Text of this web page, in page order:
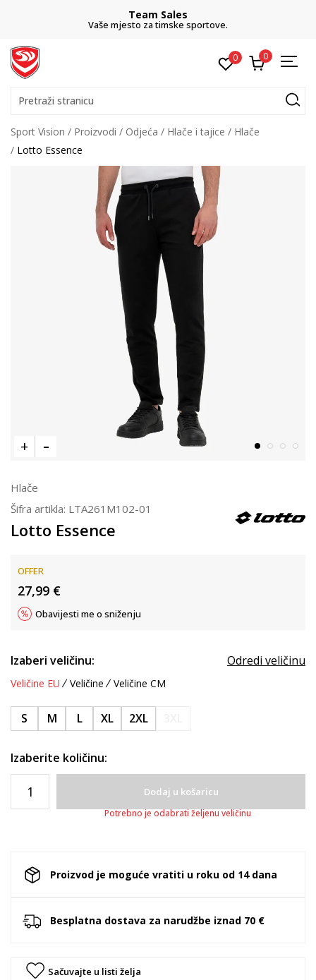
Team Sales
Vaše mjesto za timske sportove.
0 0
Pretraži stranicu
Sport Vision Proizvodi Odjeća Hlače i tajice
Hlače
Lotto Essence
Hlače
Šifra artikla: LTA261M102-01
Lotto Essence
OFFER
27,99 €
Obavijesti me o sniženju
Izaberi veličinu: Odredi veličinu
Veličine EU Veličine Veličine CM
S M L XL 2XL
Izaberite količinu:
Dodaj u košaricu
Potrebno je odabrati željenu veličinu
Proizvod je moguće vratiti u roku od 14 dana
Besplatna dostava za narudžbe iznad 70 €
Sačuvajte u listi želja